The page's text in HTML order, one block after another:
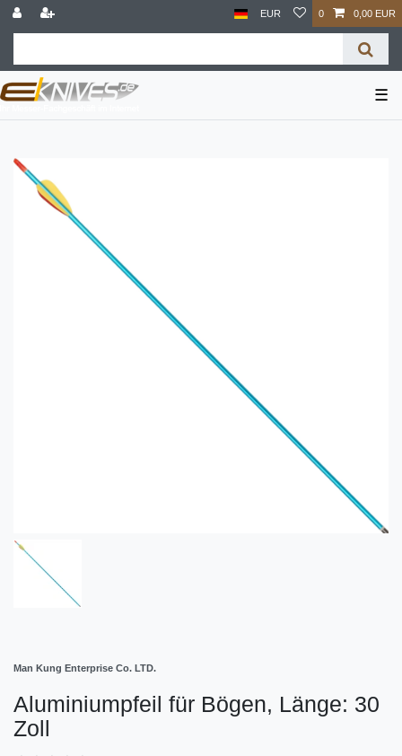
EUR 0 0,00 EUR
☰
Man Kung Enterprise Co. LTD.
Aluminiumpfeil für Bögen, Länge: 30
Zoll